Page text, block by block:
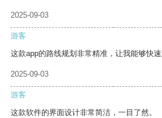
2025-09-03
游客
这款app的路线规划非常精准，让我能够快速
2025-09-03
游客
这款软件的界面设计非常简洁，一目了然。